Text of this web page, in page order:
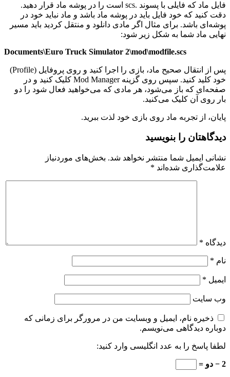
فایل‌ ماد که فایلی با پسوند .scs است را در پوشه ماد قرار دهید.
دقت کنید که خود فایل باید در پوشه ماد باشد و ماد نباید خود در
پوشه‌ای باشد. برای مثال اگر مادی دانلود و منتقل کردید باید مسیر
نهایی ماد شما به شکل زیر شود:
Documents\Euro Truck Simulator 2\mod\modfile.scs
پس از انتقال صحیح ماد، بازی را اجرا کنید و روی پروفایل (Profile)
خود کلید کنید. سپس روی گزینه Mod Manager کلیک کنید و در
صفحه‌ای که باز می‌شود، هر مادی که می‌خواهید فعال شود را دو
بار روی آن کلیک می‌کنید.
پایان، از تجربه ماد روی بازی خود لذت ببرید.
دیدگاهتان را بنویسید
نشانی ایمیل شما منتشر نخواهد شد. بخش‌های موردنیاز
علامت‌گذاری شده‌اند *
دیدگاه *
نام *
ایمیل *
وب‌ سایت
ذخیره نام، ایمیل و وبسایت من در مرورگر برای زمانی که
دوباره دیدگاهی می‌نویسم.
لطفا پاسخ را به عدد انگلیسی وارد کنید:
2 − دو =